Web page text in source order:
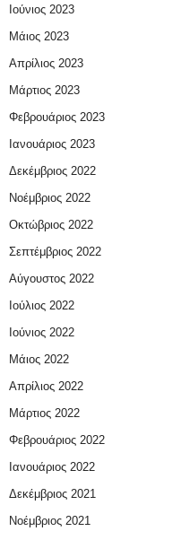
Ιούνιος 2023
Μάιος 2023
Απρίλιος 2023
Μάρτιος 2023
Φεβρουάριος 2023
Ιανουάριος 2023
Δεκέμβριος 2022
Νοέμβριος 2022
Οκτώβριος 2022
Σεπτέμβριος 2022
Αύγουστος 2022
Ιούλιος 2022
Ιούνιος 2022
Μάιος 2022
Απρίλιος 2022
Μάρτιος 2022
Φεβρουάριος 2022
Ιανουάριος 2022
Δεκέμβριος 2021
Νοέμβριος 2021